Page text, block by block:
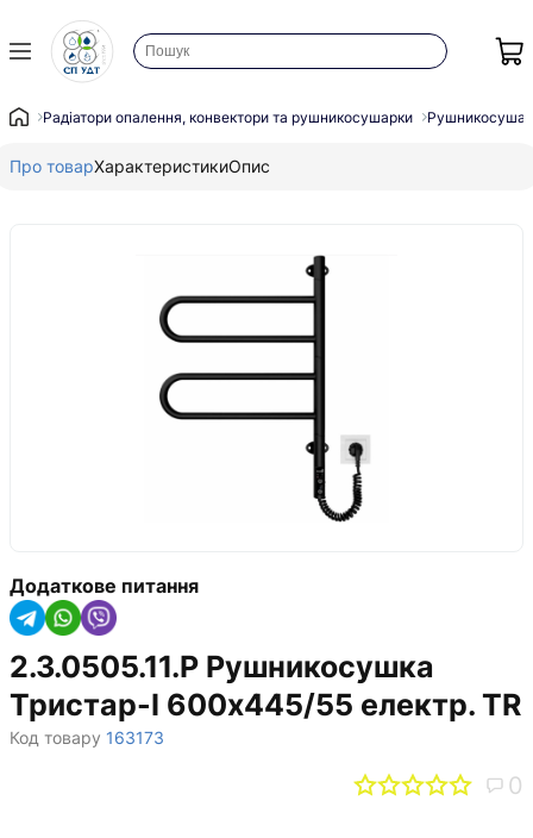
Радіатори опалення, конвектори та рушникосушарки
Про товарХарактеристикиОпис
Додаткове питання
2.3.0505.11.P Рушникосушка
Тристар-I 600х445/55 електр. TR
Код товару 163173
0